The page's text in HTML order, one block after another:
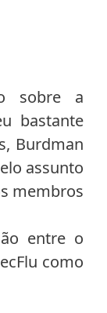
sobre a
bastante
Burdman
assunto
membros
entre o
como